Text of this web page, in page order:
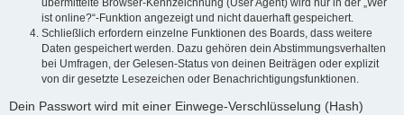
übermittelte Browser-Kennzeichnung (User Agent) wird nur in der „Wer
ist online?“-Funktion angezeigt und nicht dauerhaft gespeichert.
Schließlich erfordern einzelne Funktionen des Boards, dass weitere
Daten gespeichert werden. Dazu gehören dein Abstimmungsverhalten
bei Umfragen, der Gelesen-Status von deinen Beiträgen oder explizit
von dir gesetzte Lesezeichen oder Benachrichtigungsfunktionen.
Dein Passwort wird mit einer Einwege-Verschlüsselung (Hash)